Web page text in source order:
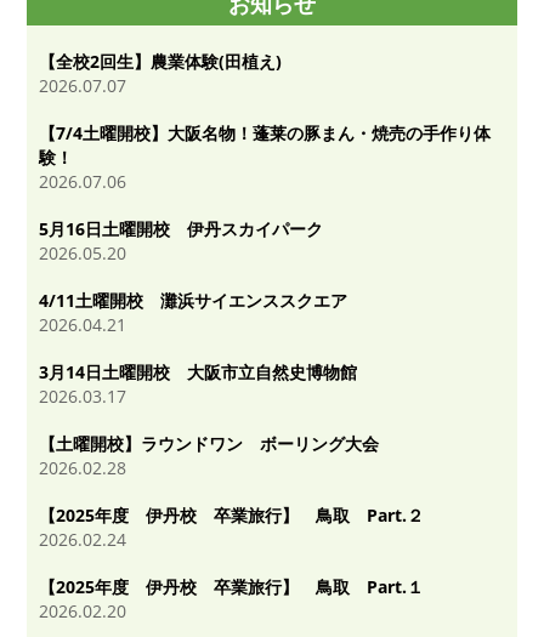
【全校2回生】農業体験(田植え)
2026.07.07
【7/4土曜開校】大阪名物！蓬莱の豚まん・焼売の手作り体
験！
2026.07.06
5月16日土曜開校 伊丹スカイパーク
2026.05.20
4/11土曜開校 灘浜サイエンススクエア
2026.04.21
3月14日土曜開校 大阪市立自然史博物館
2026.03.17
【土曜開校】ラウンドワン ボーリング大会
2026.02.28
【2025年度 伊丹校 卒業旅行】 鳥取 Part.２
2026.02.24
【2025年度 伊丹校 卒業旅行】 鳥取 Part.１
2026.02.20